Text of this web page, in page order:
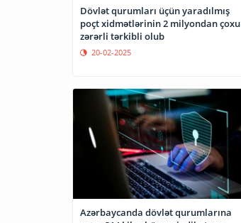
Dövlət qurumları üçün yaradılmış
poçt xidmətlərinin 2 milyondan çoxu
zərərli tərkibli olub
20-02-2025
Azərbaycanda dövlət qurumlarına